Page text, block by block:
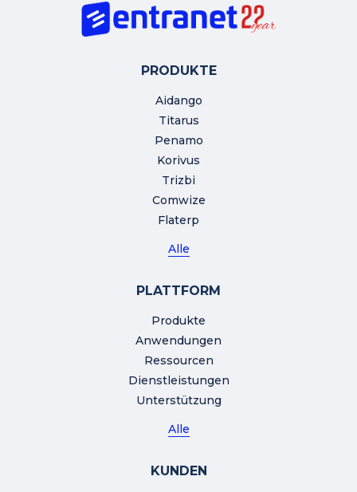
PRODUKTE
Aidango
Titarus
Penamo
Korivus
Trizbi
Comwize
Flaterp
Alle
PLATTFORM
Produkte
Anwendungen
Ressourcen
Dienstleistungen
Unterstützung
Alle
KUNDEN